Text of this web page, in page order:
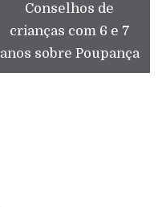
Conselhos de
crianças com 6 e 7
anos sobre Poupança